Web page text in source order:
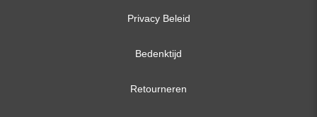
Privacy Beleid
Bedenktijd
Retourneren